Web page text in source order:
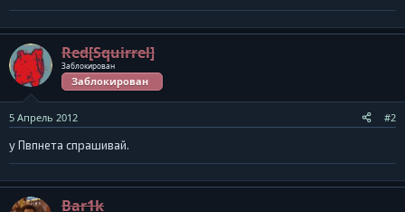
Red[Squirrel]
Заблокирован
Заблокирован
5 Апрель 2012 #2
у Пвпнета спрашивай.
Bar1k